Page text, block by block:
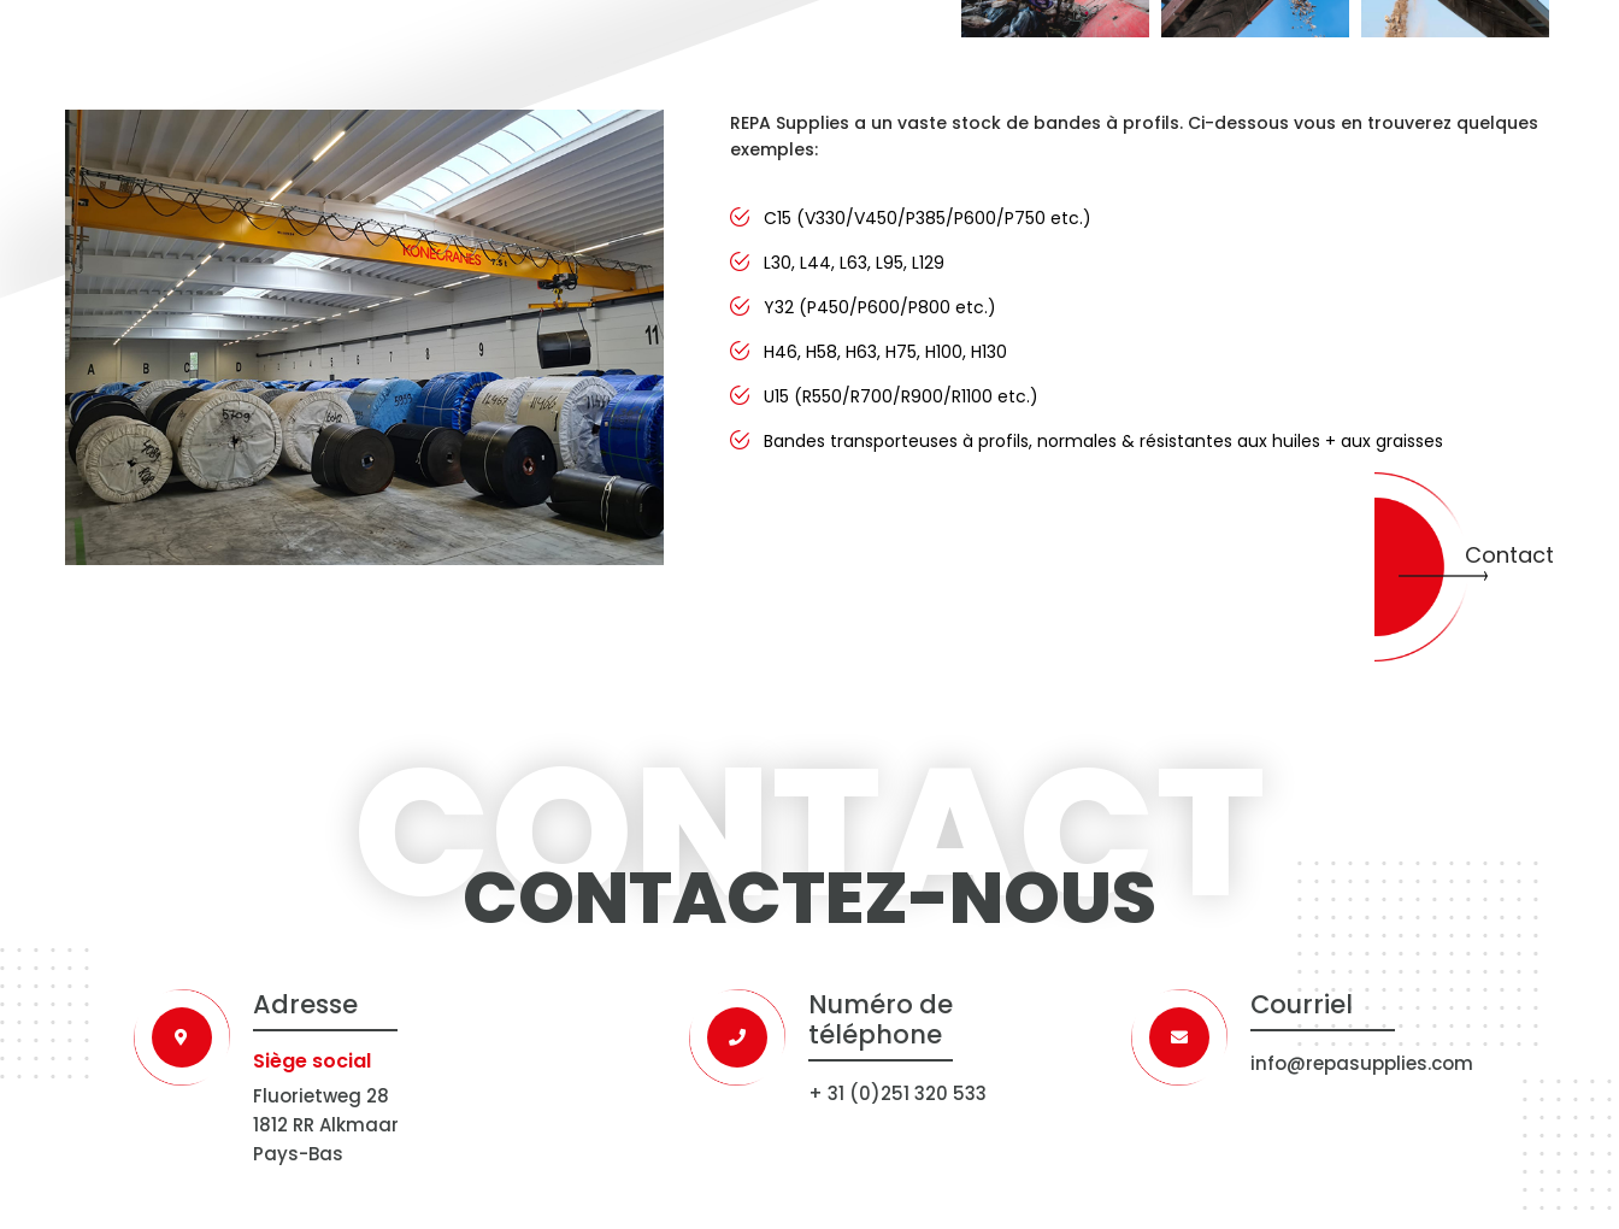
REPA Supplies a un vaste stock de bandes à profils. Ci-dessous vous en trouverez quelques
exemples:
C15 (V330/V450/P385/P600/P750 etc.)
L30, L44, L63, L95, L129
Y32 (P450/P600/P800 etc.)
H46, H58, H63, H75, H100, H130
U15 (R550/R700/R900/R1100 etc.)
Bandes transporteuses à profils, normales & résistantes aux huiles + aux graisses
Contact
CONTACTEZ-NOUS
CONTACT
Adresse
Siège social
Fluorietweg 28
1812 RR Alkmaar
Pays-Bas
Numéro de
téléphone
+ 31 (0)251 320 533
Courriel
info@repasupplies.com